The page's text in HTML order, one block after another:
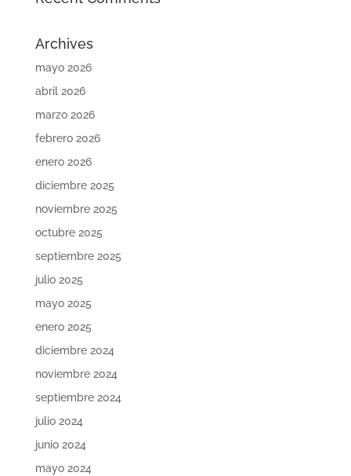
Archives
mayo 2026
abril 2026
marzo 2026
febrero 2026
enero 2026
diciembre 2025
noviembre 2025
octubre 2025
septiembre 2025
julio 2025
mayo 2025
enero 2025
diciembre 2024
noviembre 2024
septiembre 2024
julio 2024
junio 2024
mayo 2024